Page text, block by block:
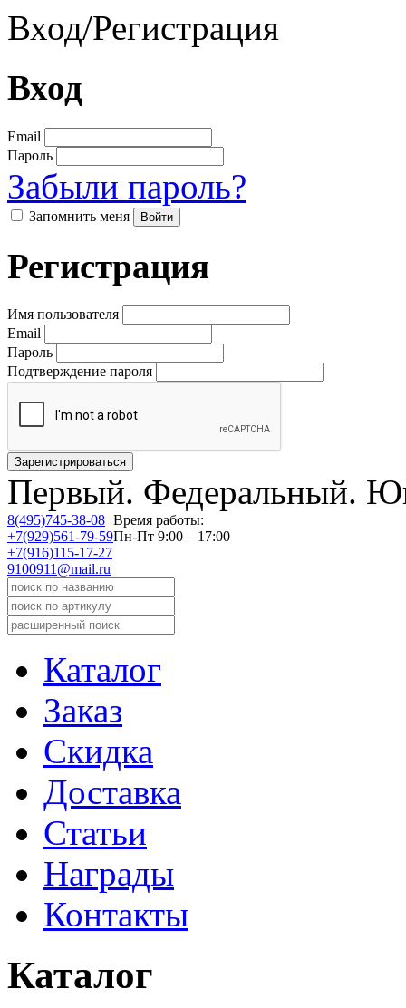
Вход/Регистрация
Вход
Email
Пароль
Забыли пароль?
Запомнить меня
Регистрация
Имя пользователя
Email
Пароль
Подтверждение пароля
Первый. Федеральный.
8(495)745-38-08
+7(929)561-79-59
+7(916)115-17-27
9100911@mail.ru
Время работы:
Пн-Пт 9:00 – 17:00
Каталог
Заказ
Скидка
Доставка
Статьи
Награды
Контакты
Каталог